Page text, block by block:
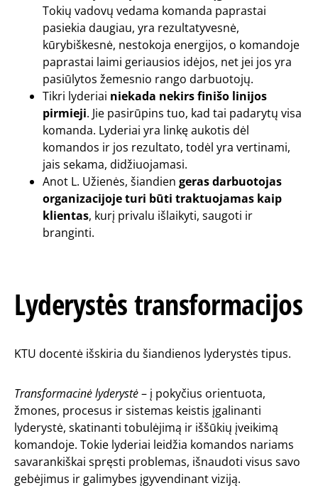
Tokių vadovų vedama komanda paprastai
pasiekia daugiau, yra rezultatyvesnė,
kūrybiškesnė, nestokoja energijos, o komandoje
paprastai laimi geriausios idėjos, net jei jos yra
pasiūlytos žemesnio rango darbuotojų.
Tikri lyderiai niekada nekirs finišo linijos
pirmieji. Jie pasirūpins tuo, kad tai padarytų visa
komanda. Lyderiai yra linkę aukotis dėl
komandos ir jos rezultato, todėl yra vertinami,
jais sekama, didžiuojamasi.
Anot L. Užienės, šiandien geras darbuotojas
organizacijoje turi būti traktuojamas kaip
klientas, kurį privalu išlaikyti, saugoti ir
branginti.
Lyderystės transformacijos
KTU docentė išskiria du šiandienos lyderystės tipus.
Transformacinė lyderystė– į pokyčius orientuota,
žmones, procesus ir sistemas keistis įgalinanti
lyderystė, skatinanti tobulėjimą ir iššūkių įveikimą
komandoje. Tokie lyderiai leidžia komandos nariams
savarankiškai spręsti problemas, išnaudoti visus savo
gebėjimus ir galimybes įgyvendinant viziją.